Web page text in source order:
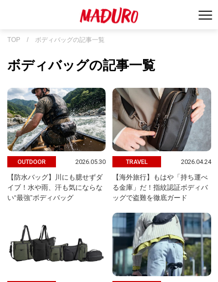
TOP / ボディバッグの記事一覧
ボディバッグの記事一覧
OUTDOOR 2026.05.30
【防水バッグ】川にも臆せずダ
イブ！水や雨、汗も気にならな
い“最強”ボディバッグ
TRAVEL 2026.04.24
【海外旅行】もはや「持ち運べ
る金庫」だ！指紋認証ボディバ
ッグで盗難を徹底ガード